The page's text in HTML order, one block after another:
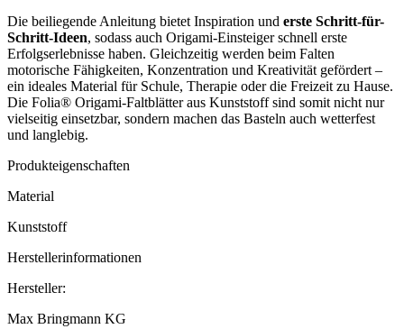
Die beiliegende Anleitung bietet Inspiration und erste Schritt-für-
Schritt-Ideen, sodass auch Origami-Einsteiger schnell erste
Erfolgserlebnisse haben. Gleichzeitig werden beim Falten
motorische Fähigkeiten, Konzentration und Kreativität gefördert –
ein ideales Material für Schule, Therapie oder die Freizeit zu Hause.
Die Folia® Origami-Faltblätter aus Kunststoff sind somit nicht nur
vielseitig einsetzbar, sondern machen das Basteln auch wetterfest
und langlebig.
Produkteigenschaften
Material
Kunststoff
Herstellerinformationen
Hersteller:
Max Bringmann KG